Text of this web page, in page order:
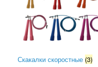
Скакалки скоростные (3)